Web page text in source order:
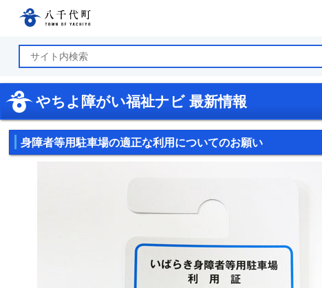
やちよ障がい福祉ナビ 最新情報
身障者等用駐車場の適正な利用についてのお願い